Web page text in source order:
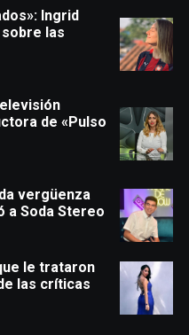
Ingrid
las
de «Pulso
vergüenza
a Soda Stereo
le trataron
las críticas